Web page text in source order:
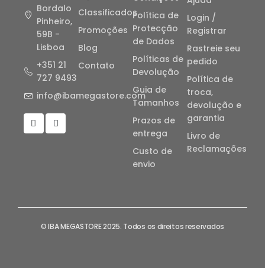
Bordalo
Pinheiro,
59B -
Lisboa
+351 21
727 9493
info@ibamegastore.com
Classificados
Promoções
Blog
Contato
Política de
Protecção
de Dados
Políticas de
Devolução
Guia de
Tamanhos
Prazos de
entrega
Custo de
envio
Login /
Registrar
Rastreie seu
pedido
Política de
troca,
devolução e
garantia
Livro de
Reclamações
© IBA MEGASTORE 2025. Todos os direitos reservados